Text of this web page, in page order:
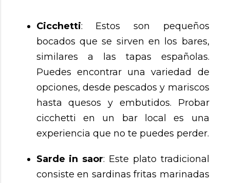
Cicchetti: Estos son pequeños
bocados que se sirven en los bares,
similares a las tapas españolas.
Puedes encontrar una variedad de
opciones, desde pescados y mariscos
hasta quesos y embutidos. Probar
cicchetti en un bar local es una
experiencia que no te puedes perder.
Sarde in saor: Este plato tradicional
consiste en sardinas fritas marinadas